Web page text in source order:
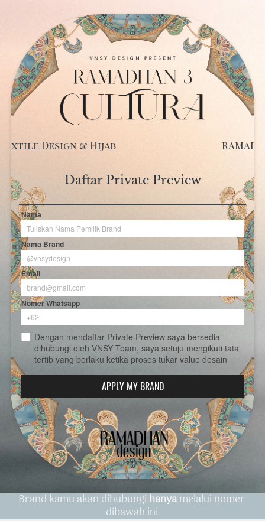
RAMADHAN 2023 EXLUSIVE
Daftar Private Preview
Nama
Nama Brand
Email
Nomer Whatsapp
Dengan mendaftar Private Preview saya bersedia
dihubungi oleh VNSY Team, saya setuju mengikuti tata
tertib yang berlaku ketika proses tukar value desain
`
APPLY MY BRAND
Brand kamu akan dihubungi hanya melalui nomer
dibawah ini.